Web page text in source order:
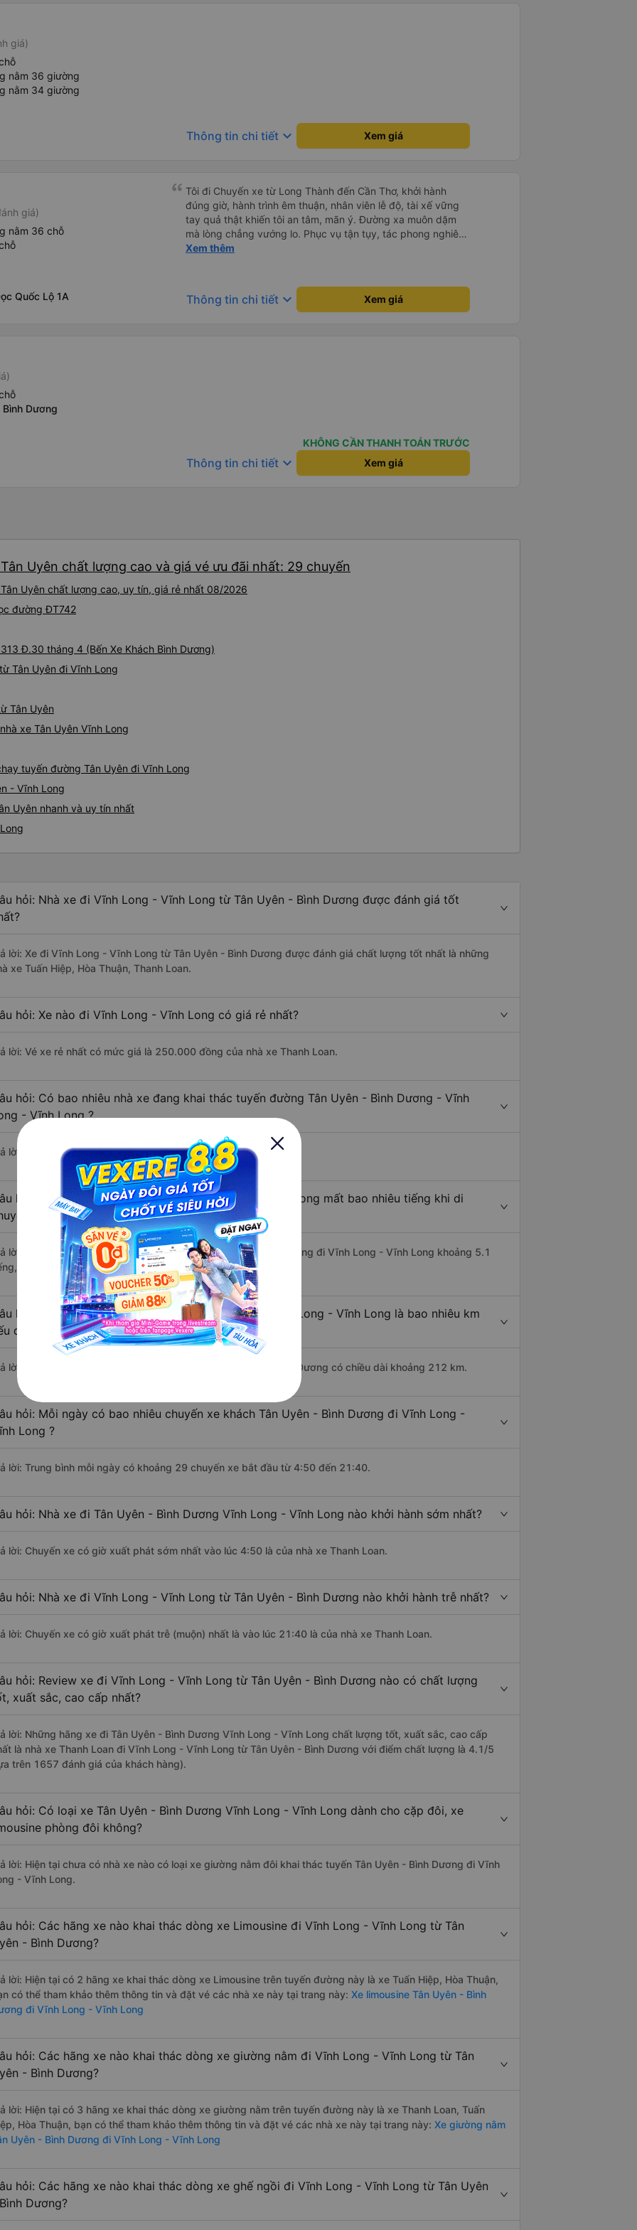
giá)
nằm 36 giường
nằm 34 giường
Thông tin chi tiết keyboard_arrow_down Xem giá
giá)
nằm 36 chỗ
Quốc Lộ 1A
Tôi đi Chuyến xe từ Long Thành đến Cần Thơ, khởi hành
đúng giờ, hành trình êm thuận, nhân viên lễ độ, tài xế vững
tay quả thật khiến tôi an tâm, mãn ý. Đường xa muôn dặm
mà lòng chẳng vướng lo. Phục vụ tận tụy, tác phong nghiêm
cẩn, hiếm thấy giữa thời buổi kim tiền vội vã. Xã hội loạn đạo.
Xem thêm
Thông tin chi tiết keyboard_arrow_down Xem giá
Bình Dương
KHÔNG CẦN THANH TOÁN TRƯỚC
Thông tin chi tiết keyboard_arrow_down Xem giá
Uyên chất lượng cao và giá vé ưu đãi nhất: 29 chuyến
Uyên chất lượng cao, uy tín, giá rẻ nhất 08/2026
đường ĐT742
Đ.30 tháng 4 (Bến Xe Khách Bình Dương)
Tân Uyên đi Vĩnh Long
Tân Uyên
xe Tân Uyên Vĩnh Long
tuyến đường Tân Uyên đi Vĩnh Long
- Vĩnh Long
Uyên nhanh và uy tín nhất
hỏi: Nhà xe đi Vĩnh Long - Vĩnh Long từ Tân Uyên - Bình Dương được đánh giá tốt
lời: Xe đi Vĩnh Long - Vĩnh Long từ Tân Uyên - Bình Dương được đánh giá chất lượng tốt nhất là những
xe Tuấn Hiệp, Hòa Thuận, Thanh Loan.
hỏi: Xe nào đi Vĩnh Long - Vĩnh Long có giá rẻ nhất?
lời: Vé xe rẻ nhất có mức giá là 250.000 đồng của nhà xe Thanh Loan.
hỏi: Có bao nhiêu nhà xe đang khai thác tuyến đường Tân Uyên - Bình Dương - Vĩnh
- Vĩnh Long ?
lời: Hiện tại có 3 nhà xe khai thác tuyến đường.
hỏi: Từ Tân Uyên - Bình Dương đi Vĩnh Long - Vĩnh Long mất bao nhiêu tiếng khi di
bằng xe khách?
lời: Thời gian di chuyển bằng xe khách từ Tân Uyên - Bình Dương đi Vĩnh Long - Vĩnh Long khoảng 5.1
nếu mật độ giao thông thuận lợi.
hỏi: Khoảng cách từ Tân Uyên - Bình Dương đi Vĩnh Long - Vĩnh Long là bao nhiêu km
di chuyển bằng xe khách?
lời: Đoạn đường đi Vĩnh Long - Vĩnh Long từ Tân Uyên - Bình Dương có chiều dài khoảng 212 km.
hỏi: Mỗi ngày có bao nhiêu chuyến xe khách Tân Uyên - Bình Dương đi Vĩnh Long -
Long ?
lời: Trung bình mỗi ngày có khoảng 29 chuyến xe bắt đầu từ 4:50 đến 21:40.
hỏi: Nhà xe đi Tân Uyên - Bình Dương Vĩnh Long - Vĩnh Long nào khởi hành sớm nhất?
lời: Chuyến xe có giờ xuất phát sớm nhất vào lúc 4:50 là của nhà xe Thanh Loan.
hỏi: Nhà xe đi Vĩnh Long - Vĩnh Long từ Tân Uyên - Bình Dương nào khởi hành trễ nhất?
lời: Chuyến xe có giờ xuất phát trễ (muộn) nhất là vào lúc 21:40 là của nhà xe Thanh Loan.
hỏi: Review xe đi Vĩnh Long - Vĩnh Long từ Tân Uyên - Bình Dương nào có chất lượng
xuất sắc, cao cấp nhất?
lời: Những hãng xe đi Tân Uyên - Bình Dương Vĩnh Long - Vĩnh Long chất lượng tốt, xuất sắc, cao cấp
là nhà xe Thanh Loan đi Vĩnh Long - Vĩnh Long từ Tân Uyên - Bình Dương với điểm chất lượng là 4.1/5
trên 1657 đánh giá của khách hàng).
hỏi: Có loại xe Tân Uyên - Bình Dương Vĩnh Long - Vĩnh Long dành cho cặp đôi, xe
phòng đôi không?
lời: Hiện tại chưa có nhà xe nào có loại xe giường nằm đôi khai thác tuyến Tân Uyên - Bình Dương đi Vĩnh
- Vĩnh Long.
hỏi: Các hãng xe nào khai thác dòng xe Limousine đi Vĩnh Long - Vĩnh Long từ Tân
- Bình Dương?
lời: Hiện tại có 2 hãng xe khai thác dòng xe Limousine trên tuyến đường này là xe Tuấn Hiệp, Hòa Thuận,
có thể tham khảo thêm thông tin và đặt vé các nhà xe này tại trang này: Xe limousine Tân Uyên - Bình
đi Vĩnh Long - Vĩnh Long
hỏi: Các hãng xe nào khai thác dòng xe giường nằm đi Vĩnh Long - Vĩnh Long từ Tân
- Bình Dương?
lời: Hiện tại có 3 hãng xe khai thác dòng xe giường nằm trên tuyến đường này là xe Thanh Loan, Tuấn
Hòa Thuận, bạn có thể tham khảo thêm thông tin và đặt vé các nhà xe này tại trang này: Xe giường nằm
Uyên - Bình Dương đi Vĩnh Long - Vĩnh Long
hỏi: Các hãng xe nào khai thác dòng xe ghế ngồi đi Vĩnh Long - Vĩnh Long từ Tân Uyên
Dương?